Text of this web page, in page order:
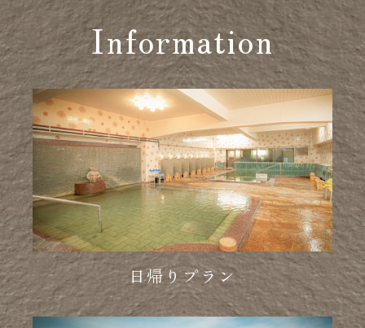
Information
日帰りプラン